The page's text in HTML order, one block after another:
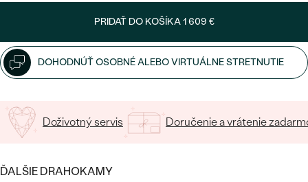
Najpredávanejšie
svadobné
obrúčky
PODĽA MATERIÁLU
ZLATO
PLATINA
STRIEBRO
S DRAHOKAMAMI
S LAB GROWN DIAMANTMI
PODĽA ŠTÝLU
PERSONALIZOVANÉ
CENOVO DOSTUPNÉ
LUXUSNÉ
LUXUSNÉ
PRIDAŤ DO KOŠÍKA1 609 €
DOHODNÚŤ OSOBNÉ ALEBO VIRTUÁLNE STRETNUTIE
Doživotný servis Doručenie a vrátenie
ĎALŠIE DRAHOKAMY